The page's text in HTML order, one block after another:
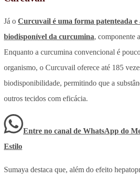
Já o Curcuvail é uma forma patenteada e
biodisponível da curcumina, componente
Enquanto a curcumina convencional é
organismo, o Curcuvail oferece até 185
biodisponibilidade, permitindo que a
outros tecidos com eficácia.
Entre no canal de WhatsApp do
Estilo
Sumaya destaca que, além do efeito